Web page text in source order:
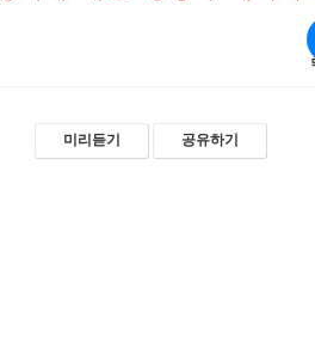
미리듣기 공유하기